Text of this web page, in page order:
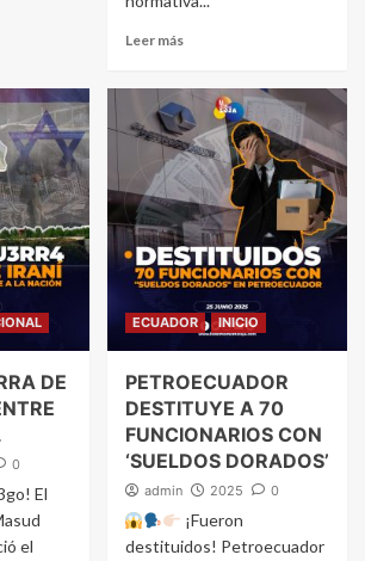
Leer más
DE
0
El
el
ECUADOR INICIO
PETROECUADOR
DESTITUYE A 70
FUNCIONARIOS CON
‘SUELDOS DORADOS’
admin 2025 0
¡Fueron
destituidos! Petroecuador